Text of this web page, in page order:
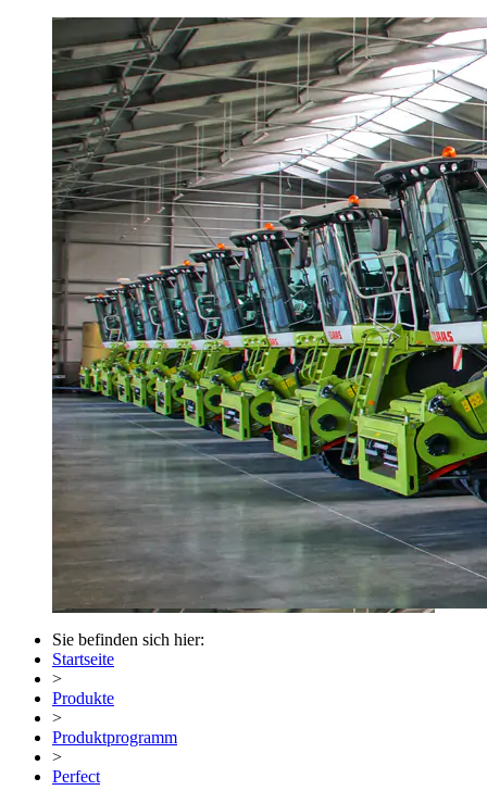
Sie befinden sich hier:
Startseite
>
Produkte
>
Produktprogramm
>
Perfect